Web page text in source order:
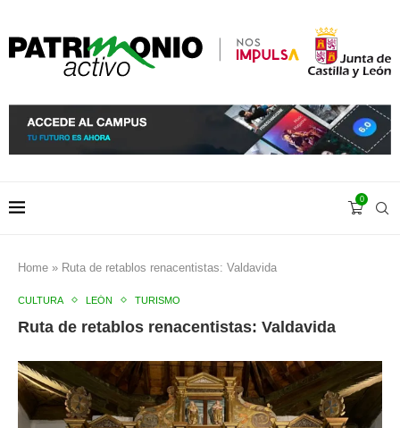
0
Home » Ruta de retablos renacentistas: Valdavida
CULTURA LEÓN TURISMO
Ruta de retablos renacentistas: Valdavida